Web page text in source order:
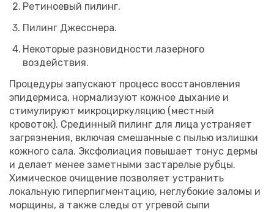
Ретиноевый пилинг.
Пилинг Джесснера.
Некоторые разновидности лазерного
воздействия.
Процедуры запускают процесс восстановления
эпидермиса, нормализуют кожное дыхание и
стимулируют микроциркуляцию (местный
кровоток). Срединный пилинг для лица устраняет
загрязнения, включая смешанные с пылью излишки
кожного сала. Эксфолиация повышает тонус дермы
и делает менее заметными застарелые рубцы.
Химическое очищение позволяет устранить
локальную гиперпигментацию, неглубокие заломы и
морщины, а также следы от угревой сыпи